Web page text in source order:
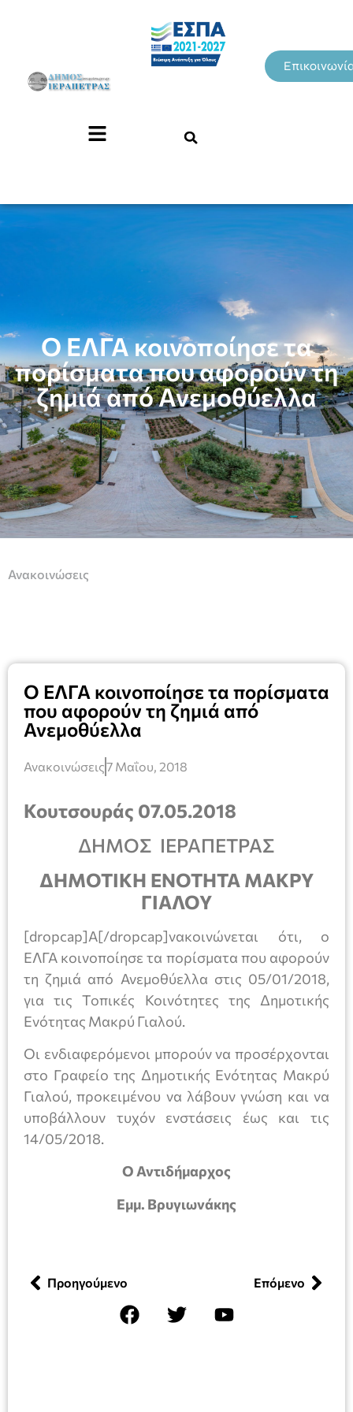
O ΕΛΓΑ κοινοποίησε τα
πορίσματα που αφορούν τη
ζημιά από Ανεμοθύελλα
Ανακοινώσεις
O ΕΛΓΑ κοινοποίησε τα πορίσματα
που αφορούν τη ζημιά από
Ανεμοθύελλα
Ανακοινώσεις7 Μαΐου, 2018
Κουτσουράς 07.05.2018
ΔΗΜΟΣ ΙΕΡΑΠΕΤΡΑΣ
ΔΗΜΟΤΙΚΗ ΕΝΟΤΗΤΑ ΜΑΚΡΥ
ΓΙΑΛΟΥ
[dropcap]Α[/dropcap]νακοινώνεται ότι, ο
ΕΛΓΑ κοινοποίησε τα πορίσματα που αφορούν
τη ζημιά από Ανεμοθύελλα στις 05/01/2018,
για τις Τοπικές Κοινότητες της Δημοτικής
Ενότητας Μακρύ Γιαλού.
Οι ενδιαφερόμενοι μπορούν να προσέρχονται
στο Γραφείο της Δημοτικής Ενότητας Μακρύ
Γιαλού, προκειμένου να λάβουν γνώση και να
υποβάλλουν τυχόν ενστάσεις έως και τις
14/05/2018.
Ο Αντιδήμαρχος
Εμμ. Βρυγιωνάκης
Προηγούμενο Επόμενο